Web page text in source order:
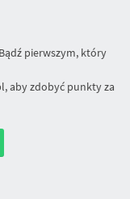
pierwszym, który
aby zdobyć punkty za